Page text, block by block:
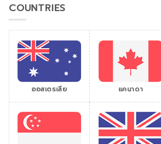
COUNTRIES
ออสเตรเลีย แคนาดา